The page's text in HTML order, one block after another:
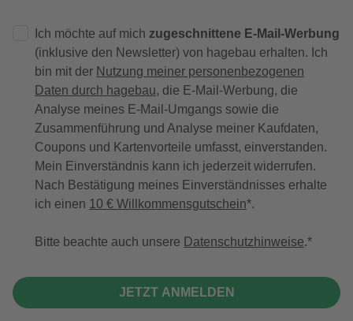
Ich möchte auf mich zugeschnittene E-Mail-Werbung
(inklusive den Newsletter) von hagebau erhalten. Ich
bin mit der Nutzung meiner personenbezogenen
Daten durch hagebau, die E-Mail-Werbung, die
Analyse meines E-Mail-Umgangs sowie die
Zusammenführung und Analyse meiner Kaufdaten,
Coupons und Kartenvorteile umfasst, einverstanden.
Mein Einverständnis kann ich jederzeit widerrufen.
Nach Bestätigung meines Einverständnisses erhalte
ich einen 10 € Willkommensgutschein*.
Bitte beachte auch unsere Datenschutzhinweise.
JETZT ANMELDEN